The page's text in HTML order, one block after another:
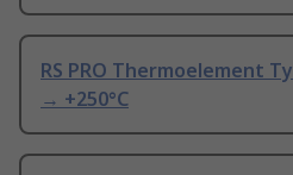
RS PRO Thermoelement
→ +250°C